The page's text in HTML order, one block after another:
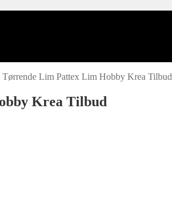
Tørrende Lim Pattex Lim Hobby Krea Tilbud
Krea Tilbud